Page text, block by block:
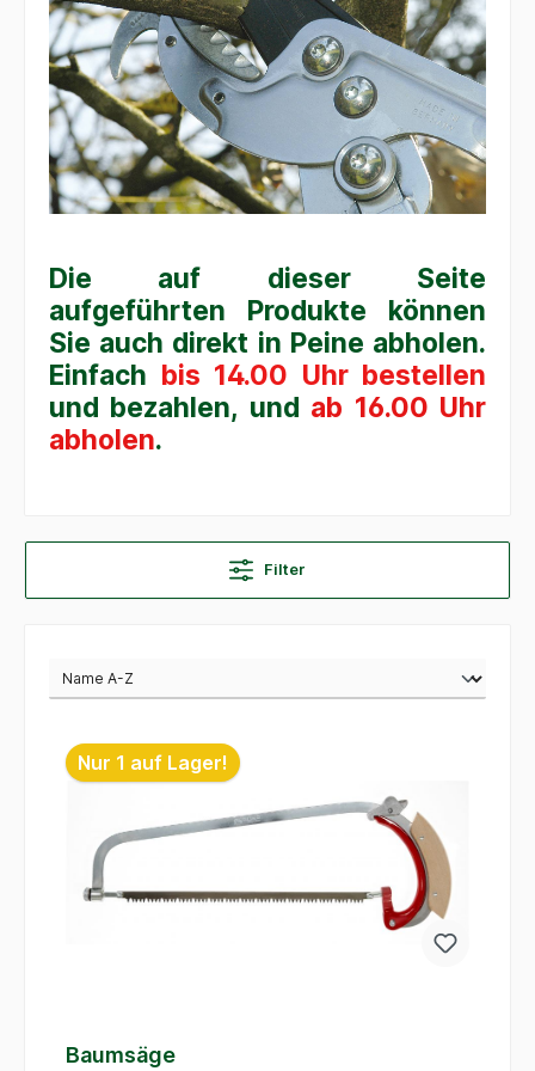
Die auf dieser Seite
aufgeführten Produkte können
Sie auch direkt in Peine abholen.
Einfach bis 14.00 Uhr bestellen
und bezahlen, und ab 16.00 Uhr
abholen.
Filter
Nur 1 auf Lager!
Baumsäge